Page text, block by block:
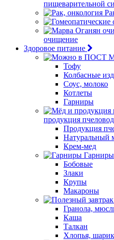
пищеварительной
очищение
Здоровое питание
Тофу
Колбасные
Соус, молоко
Котлеты
Гарниры
продукция
Продукция
Натуральный
Крем-мед
Гарниры
Бобовые
Злаки
Крупы
Макароны
Гранола,
Каша
Талкан
Хлопья,